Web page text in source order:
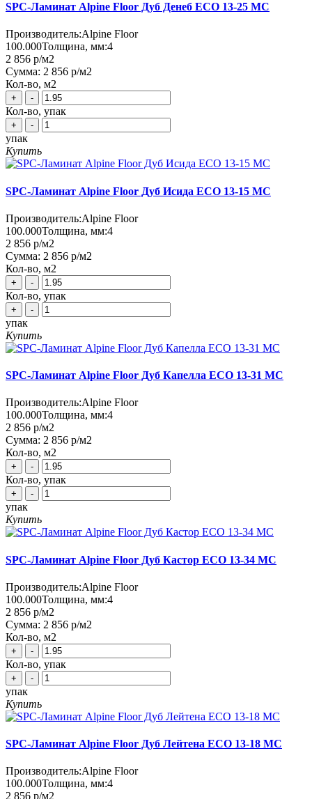
SPC-Ламинат Alpine Floor Дуб Денеб ЕСО 13-25 MC
Производитель:Alpine Floor
100.000Толщина, мм:4
2 856 р/м2
Сумма: 2 856 р/м2
Кол-во, м2
+ -
Кол-во, упак
+ -
упак
Купить
SPC-Ламинат Alpine Floor Дуб Исида ЕСО 13-15 MC
Производитель:Alpine Floor
100.000Толщина, мм:4
2 856 р/м2
Сумма: 2 856 р/м2
Кол-во, м2
+ -
Кол-во, упак
+ -
упак
Купить
SPC-Ламинат Alpine Floor Дуб Капелла ЕСО 13-31 MC
Производитель:Alpine Floor
100.000Толщина, мм:4
2 856 р/м2
Сумма: 2 856 р/м2
Кол-во, м2
+ -
Кол-во, упак
+ -
упак
Купить
SPC-Ламинат Alpine Floor Дуб Кастор ЕСО 13-34 MC
Производитель:Alpine Floor
100.000Толщина, мм:4
2 856 р/м2
Сумма: 2 856 р/м2
Кол-во, м2
+ -
Кол-во, упак
+ -
упак
Купить
SPC-Ламинат Alpine Floor Дуб Лейтена ЕСО 13-18 MC
Производитель:Alpine Floor
100.000Толщина, мм:4
2 856 р/м2